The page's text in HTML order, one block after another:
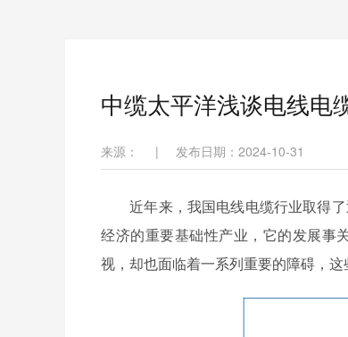
中缆太平洋浅谈电线电
来源： | 发布日期：2024-10-31
近年来，我国电线电缆行业取得了
经济的重要基础性产业，它的发展事
视，却也面临着一系列重要的障碍，这